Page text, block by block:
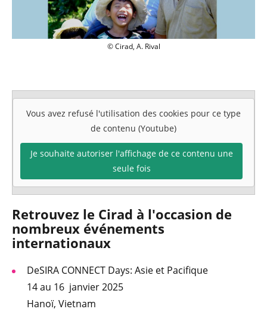
Le Cirad vous présente ses meilleurs
© Cirad, A. Rival
Vous avez refusé l'utilisation des cookies pour ce type
de contenu (Youtube)
Je souhaite autoriser l'affichage de ce contenu une
seule fois
Retrouvez le Cirad à l'occasion de
nombreux événements
internationaux
DeSIRA CONNECT Days: Asie et Pacifique
14 au 16 janvier 2025
Hanoï, Vietnam